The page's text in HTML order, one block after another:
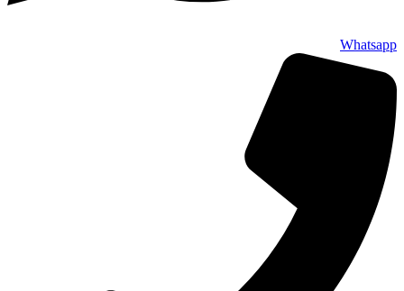
Whatsapp